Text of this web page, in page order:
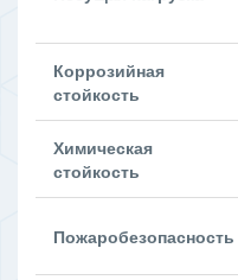
Коррозийная
стойкость
Химическая
стойкость
Пожаробезопасность